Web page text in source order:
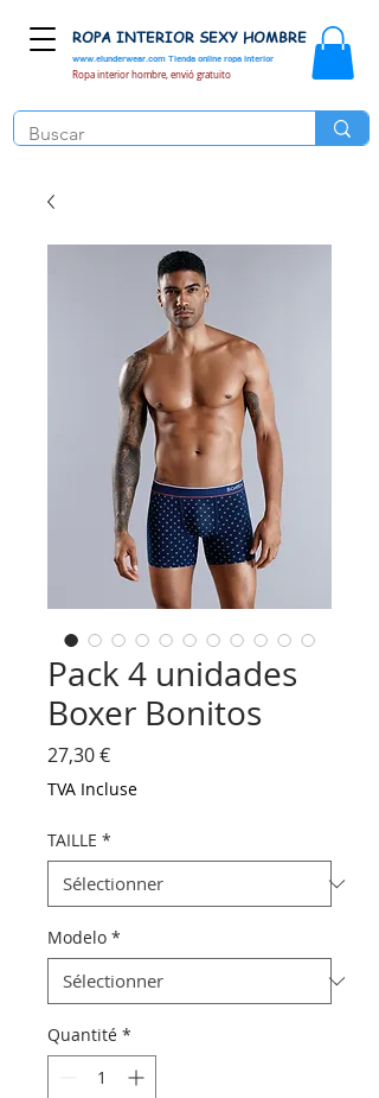
www.elunderwear.com Tienda online ropa interior
ROPA INTERIOR SEXY HOMBRE
Ropa interior hombre, envió gratuito
Pack 4 unidades
Boxer Bonitos
27,30 €Prix
TVA Incluse
TAILLE *
Modelo *
Quantité *